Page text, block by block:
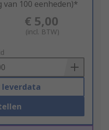
100 eenheden)*
€ 5,00
(incl. BTW)
leverdata